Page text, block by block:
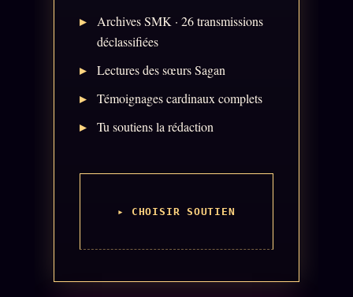
Soumettre un tip
FAQ
Archives SMK · 26 transmissions
déclassifiées
Lectures des sœurs Sagan
Témoignages cardinaux complets
Tu soutiens la rédaction
▸ CHOISIR SOUTIEN